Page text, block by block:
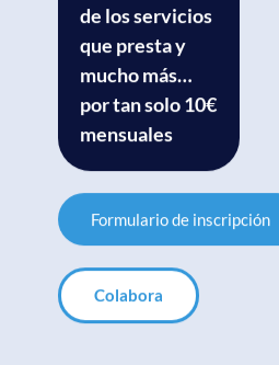
de los servicios
que presta y
mucho más…
por tan solo 10€
mensuales
Formulario de inscripción
Colabora